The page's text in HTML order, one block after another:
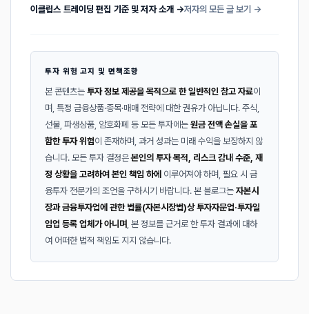
이클립스 트레이딩 편집 기준 및 저자 소개 →저자의 모든 글 보기 →
투자 위험 고지 및 면책조항
본 콘텐츠는 투자 정보 제공을 목적으로 한 일반적인 참고 자료이
며, 특정 금융상품·종목·매매 전략에 대한 권유가 아닙니다. 주식,
선물, 파생상품, 암호화폐 등 모든 투자에는 원금 전액 손실을 포
함한 투자 위험이 존재하며, 과거 성과는 미래 수익을 보장하지 않
습니다. 모든 투자 결정은본인의 투자 목적, 리스크 감내 수준, 재
정 상황을 고려하여 본인 책임 하에 이루어져야 하며, 필요 시 금
융투자 전문가의 조언을 구하시기 바랍니다. 본 블로그는 자본시
장과 금융투자업에 관한 법률(자본시장법)상 투자자문업·투자일
임업 등록 업체가 아니며 , 본 정보를 근거로 한 투자 결과에 대하
여 어떠한 법적 책임도 지지 않습니다.